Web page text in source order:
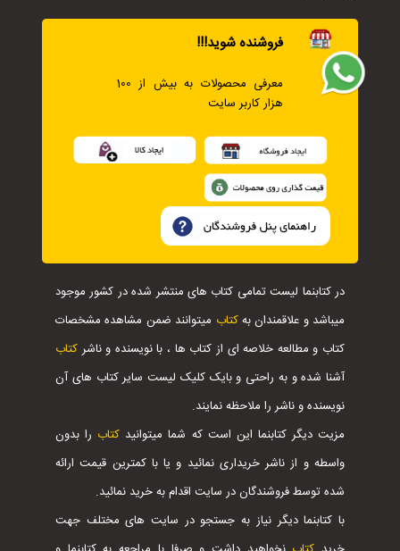
فروشنده شوید!!!
معرفی محصولات به بیش از 100
هزار کاربر سایت
در کتابنما لیست تمامی کتاب های منتشر شده در کشور موجود
میباشد و علاقمندان بهکتاب میتوانند ضمن مشاهده مشخصات
کتاب و مطالعه خلاصه ای از کتاب ها ، با نویسنده و ناشر کتاب
آشنا شده و به راحتی و بایک کلیک لیست سایر کتاب های آن
نویسنده و ناشر را ملاحظه نمایند.
مزیت دیگر کتابنما این است که شما میتوانید کتاب را بدون
واسطه و از ناشر خریداری نمائید و یا با کمترین قیمت ارائه
شده توسط فروشندگان در سایت اقدام به خرید نمائید.
با کتابنما دیگر نیاز به جستجو در سایت های مختلف جهت